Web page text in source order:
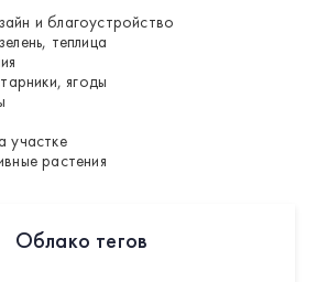
и благоустройство
теплица
ягоды
участке
растения
Облако тегов